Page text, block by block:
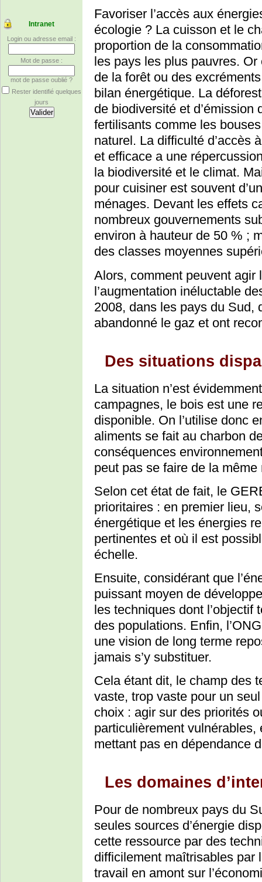
Intranet
Login ou adresse email :
Mot de passe :
mot de passe oublié ?
Rester identifié quelques
jours
Favoriser l’accès aux
écologie ? La cuisson et le
proportion de la
les pays les plus pauvres.
de la forêt ou des
bilan énergétique. La
de biodiversité et
fertilisants comme les
naturel. La difficulté d’accès
et efficace a une
la biodiversité et le climat.
pour cuisiner est souvent
ménages. Devant les effets
nombreux gouvernements
environ à hauteur de 50 % ;
des classes moyennes
Alors, comment peuvent agir
l’augmentation inéluctable
2008, dans les pays du Sud,
abandonné le gaz et ont
Des situations
La situation n’est
campagnes, le bois est une
disponible. On l’utilise donc
aliments se fait au charbon
conséquences
peut pas se faire de la même
Selon cet état de fait, le
prioritaires : en premier lieu,
énergétique et les énergies
pertinentes et où il est
échelle.
Ensuite, considérant que
puissant moyen de
les techniques dont
des populations. Enfin,
une vision de long terme
jamais s’y substituer.
Cela étant dit, le champ des
vaste, trop vaste pour un
choix : agir sur des priorités
particulièrement
mettant pas en dépendance
Les domaines
Pour de nombreux pays du
seules sources d’énergie
cette ressource par des
difficilement maîtrisables par
travail en amont sur